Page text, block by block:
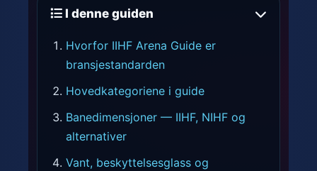
I denne guiden
Hvorfor IIHF Arena Guide er
bransjestandarden
Hovedkategoriene i guide
Banedimensjoner — IIHF, NIHF og
alternativer
Vant, beskyttelsesglass og